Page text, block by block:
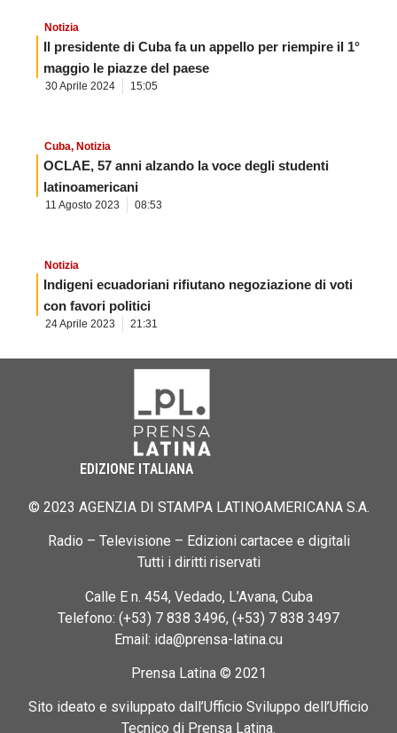
Notizia
Il presidente di Cuba fa un appello per riempire il 1°
maggio le piazze del paese
30 Aprile 2024 15:05
Cuba, Notizia
OCLAE, 57 anni alzando la voce degli studenti
latinoamericani
11 Agosto 2023 08:53
Notizia
Indigeni ecuadoriani rifiutano negoziazione di voti
con favori politici
24 Aprile 2023 21:31
EDIZIONE ITALIANA
© 2023 AGENZIA DI STAMPA LATINOAMERICANA S.A.
Radio – Televisione – Edizioni cartacee e digitali
Tutti i diritti riservati
Calle E n. 454, Vedado, L’Avana, Cuba
Telefono: (+53) 7 838 3496, (+53) 7 838 3497
Email: ida@prensa-latina.cu
Prensa Latina © 2021
Sito ideato e sviluppato dall’Ufficio Sviluppo dell’Ufficio
Tecnico di Prensa Latina.